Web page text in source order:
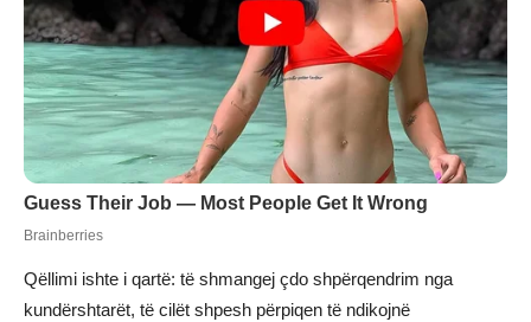
Qëllimi ishte i qartë: të shmangej çdo shpërqendrim nga
kundërshtarët, të cilët shpesh përpiqen të ndikojnë